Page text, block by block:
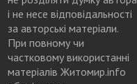
і не несе відповідальності
за авторські матеріали.
При повному чи
частковому використанні
матеріалів Житомир.info